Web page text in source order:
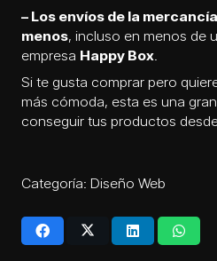
– Los envíos de la
menos, incluso en menos de
empresa Happy Box.
Si te gusta comprar pero
más cómoda, esta es una
conseguir tus productos
Categoría: Diseño Web